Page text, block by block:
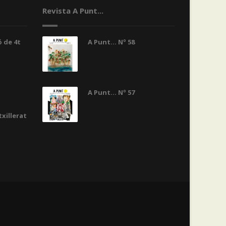
de 4t
Revista A Punt...
A Punt... Nº 58
A Punt... Nº 57